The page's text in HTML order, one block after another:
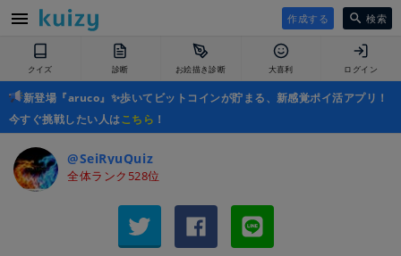
作成する 検索
クイズ 診断 お絵描き診断 大喜利 ログイン
新登場『aruco』✨歩いてビットコインが貯まる、新感覚ポイ活アプリ！
今すぐ挑戦したい人はこちら ！
@SeiRyuQuiz
全体ランク528位